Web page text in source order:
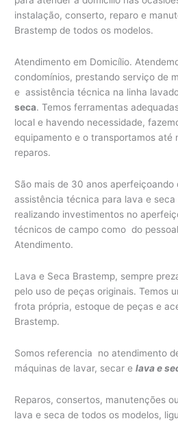
instalação, conserto, reparo e
Brastemp de todos os modelos.
Atendimento em Domicílio.
condomínios, prestando serviço de
e assistência técnica na linha
seca. Temos ferramentas
local e havendo necessidade,
equipamento e o transportamos até
reparos.
São mais de 30 anos aperfeiçoando
assistência técnica para lava e seca
realizando investimentos no
técnicos de campo como do
Atendimento.
Lava e Seca Brastemp, sempre
pelo uso de peças originais. Temos
frota própria, estoque de peças e
Brastemp.
Somos referencia no atendimento
máquinas de lavar, secar elava e
Reparos, consertos, manutenções
lava e seca de todos os modelos,